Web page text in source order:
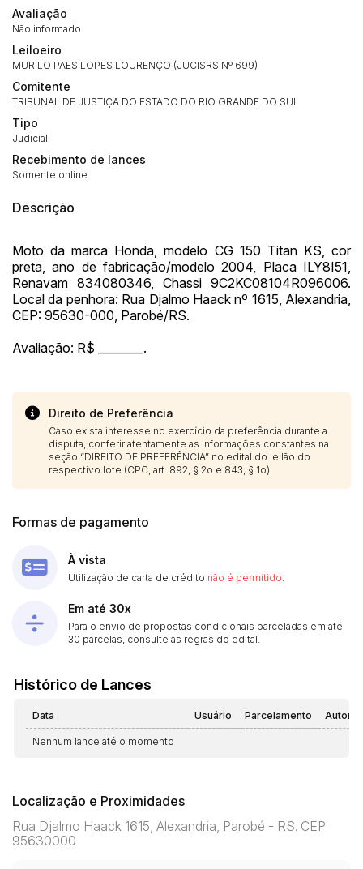
Avaliação
Não informado
Leiloeiro
MURILO PAES LOPES LOURENÇO (JUCISRS Nº 699)
Comitente
TRIBUNAL DE JUSTIÇA DO ESTADO DO RIO GRANDE DO SUL
Tipo
Judicial
Recebimento de lances
Somente online
Descrição
Moto da marca Honda, modelo CG 150 Titan KS, cor
preta, ano de fabricação/modelo 2004, Placa ILY8I51,
Renavam 834080346, Chassi 9C2KC08104R096006.
Local da penhora: Rua Djalmo Haack nº 1615, Alexandria,
CEP: 95630-000, Parobé/RS.
Avaliação: R$ ________.
Direito de Preferência
Caso exista interesse no exercício da preferência durante a
disputa, conferir atentamente as informações constantes na
seção “DIREITO DE PREFERÊNCIA” no edital do leilão do
respectivo lote (CPC, art. 892, § 2o e 843, § 1o).
Formas de pagamento
À vista
Utilização de carta de crédito não é permitido
Em até 30x
Para o envio de propostas condicionais parceladas em até
30 parcelas, consulte as regras do edital.
Histórico de Lances
Data Usuário Parcelamento
Nenhum lance até o momento
Localização e Proximidades
Rua Djalmo Haack 1615, Alexandria, Parobé - RS. CEP
95630000
Envie sua Proposta
(Art. 895, CPC)
Histórico de Propostas
Data Usuário Valor
14/04/2025 18:43:11
14/04/2025 18:43:11
Clique aqui para fazer login
Habilite-se para efetuar lances ou
propostas